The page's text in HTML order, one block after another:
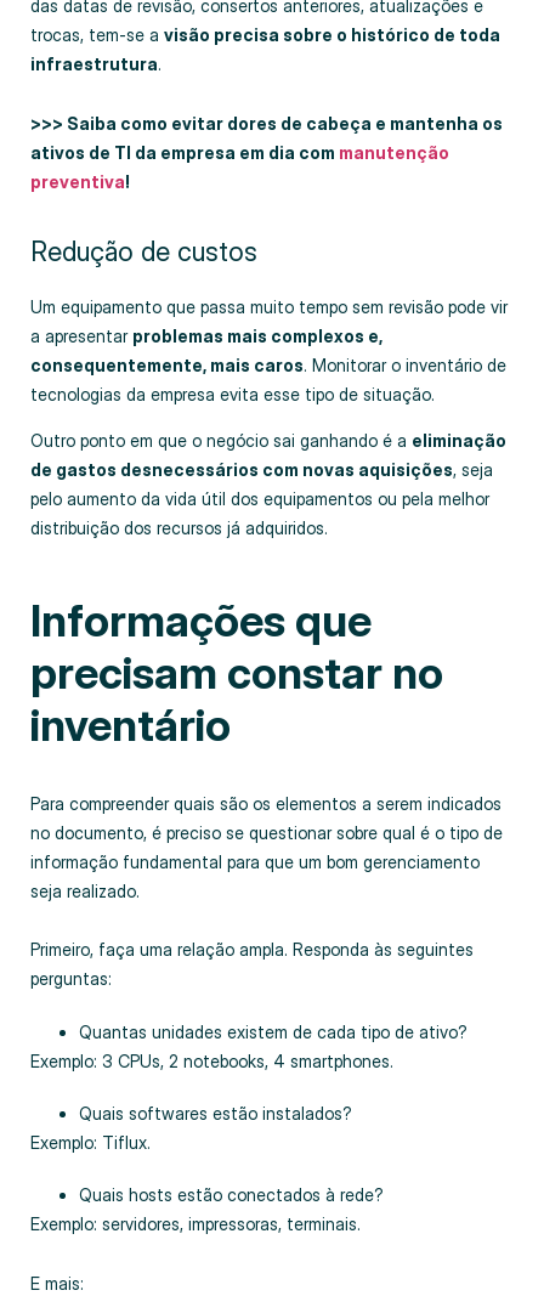
das datas de revisão, consertos anteriores, atualizações e
trocas, tem-se a visão precisa sobre o histórico de toda
infraestrutura.
>>> Saiba como evitar dores de cabeça e mantenha os
ativos de TI da empresa em dia com manutenção
preventiva!
Redução de custos
Um equipamento que passa muito tempo sem revisão pode vir
a apresentar problemas mais complexos e,
consequentemente, mais caros. Monitorar o inventário de
tecnologias da empresa evita esse tipo de situação.
Outro ponto em que o negócio sai ganhando é a eliminação
de gastos desnecessários com novas aquisições, seja
pelo aumento da vida útil dos equipamentos ou pela melhor
distribuição dos recursos já adquiridos.
Informações que
precisam constar no
inventário
Para compreender quais são os elementos a serem indicados
no documento, é preciso se questionar sobre qual é o tipo de
informação fundamental para que um bom gerenciamento
seja realizado.
Primeiro, faça uma relação ampla. Responda às seguintes
perguntas:
Quantas unidades existem de cada tipo de ativo?
Exemplo: 3 CPUs, 2 notebooks, 4 smartphones.
Quais softwares estão instalados?
Exemplo: Tiflux.
Quais hosts estão conectados à rede?
Exemplo: servidores, impressoras, terminais.
E mais: